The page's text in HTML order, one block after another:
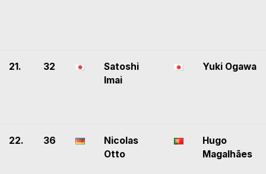
21. 32
Satoshi
Imai
Yuki Ogawa
22. 36
Nicolas
Otto
Hugo
Magalhães